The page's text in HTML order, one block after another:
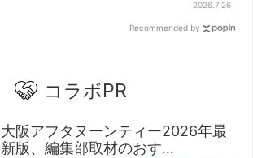
2026.7.26
Recommended by
コラボPR
大阪アフタヌーンティー2026年最
新版、編集部取材のおす…